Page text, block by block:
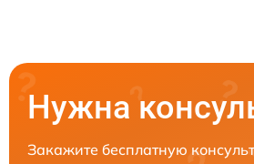
Нужна
Закажите бесплатную